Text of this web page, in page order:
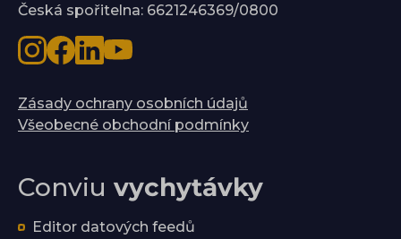
Česká spořitelna: 6621246369/0800
Zásady ochrany osobních údajů
Všeobecné obchodní podmínky
Conviu vychytávky
Editor datových feedů